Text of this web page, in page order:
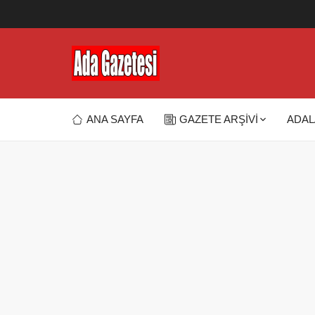
ANA SAYFA GAZETE ARŞİVİ